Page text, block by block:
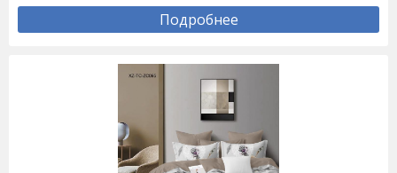
Подробнее